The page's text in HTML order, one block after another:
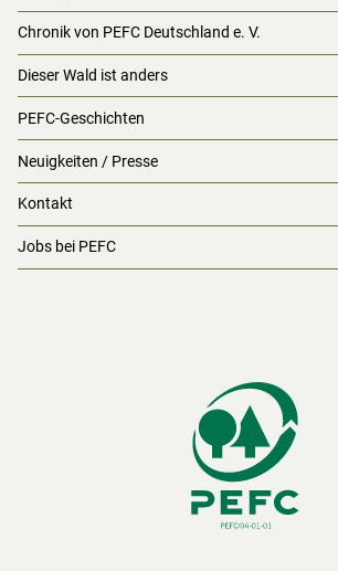
Chronik von PEFC Deutschland e. V.
Dieser Wald ist anders
PEFC-Geschichten
Neuigkeiten / Presse
Kontakt
Jobs bei PEFC